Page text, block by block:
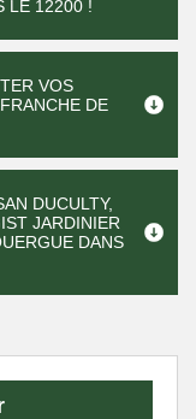
LE 12200 !
VOS
DE
DUCULTY,
JARDINIER
DANS